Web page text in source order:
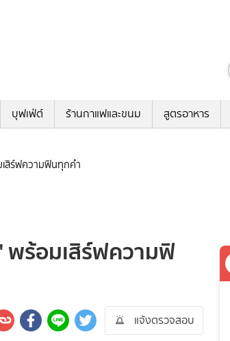
บุฟเฟ่ต์ ร้านกาแฟและขนม สูตรอาหาร
สิร์ฟความฟินทุกคำ
พร้อมเสิร์ฟความฟิ
แจ้งตรวจสอบ